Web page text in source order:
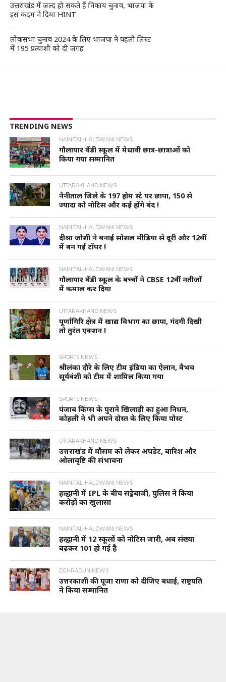
उत्तराखंड में जल्द हो सकते हैं निकाय चुनाव, भाजपा के
इस कदम ने दिया HINT
लोकसभा चुनाव 2024 के लिए भाजपा ने पहली लिस्ट
में 195 प्रत्याशी को दी जगह
TRENDING NEWS
NAINITAL-HALDWANI NEWS
गौलापार वैंडी स्कूल में मेधावी छात्र-छात्राओं को
किया गया सम्मानित
UTTARAKHAND NEWS
नैनीताल जिले के 197 होम स्टे पर छापा, 150 से
ज्यादा को नोटिस और कई होंगे बंद !
NAINITAL-HALDWANI NEWS
दीश्रा जोशी ने बनाई सोशल मीडिया से दूरी और 12वीं
में बन गई टॉपर !
NAINITAL-HALDWANI NEWS
गौलापार वेंडी स्कूल के बच्चों ने CBSE 12वीं नतीजों
में कमाल कर दिया
UTTARAKHAND NEWS
पूर्णागिरि क्षेत्र में खाद्य विभाग का छापा, गंदगी दिखी
तो तुरंत एक्शन !
SPORTS NEWS
श्रीलंका दौरे के लिए टीम इंडिया का ऐलान, वैभव
सूर्यवंशी को टीम में शामिल किया गया
SPORTS NEWS
पंजाब किंग्स के पुराने खिलाड़ी का हुआ निधन,
कोहली ने भी अपने दोस्त के लिए किया पोस्ट
UTTARAKHAND NEWS
उत्तराखंड में मौसम को लेकर अपडेट, बारिश और
ओलावृष्टि की संभावना
NAINITAL-HALDWANI NEWS
हल्द्वानी में IPL के बीच सट्टेबाजी, पुलिस ने किया
करोड़ों का खुलासा
NAINITAL-HALDWANI NEWS
हल्द्वानी में 12 स्कूलों को नोटिस जारी, अब संख्या
बढ़कर 101 हो गई है
DEHRADUN NEWS
उत्तरकाशी की पूजा राणा को दीजिए बधाई, राष्ट्रपति
ने किया सम्मानित